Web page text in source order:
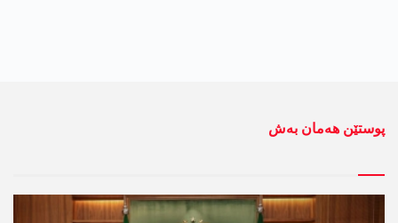
پوستێن ھەمان بەش